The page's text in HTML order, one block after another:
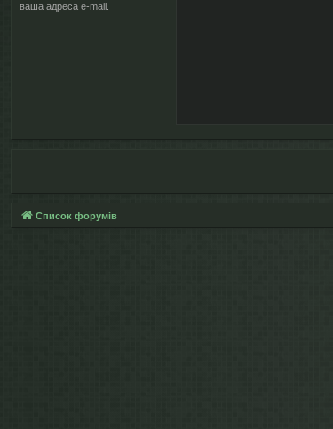
ваша адреса e-mail.
Список форумів